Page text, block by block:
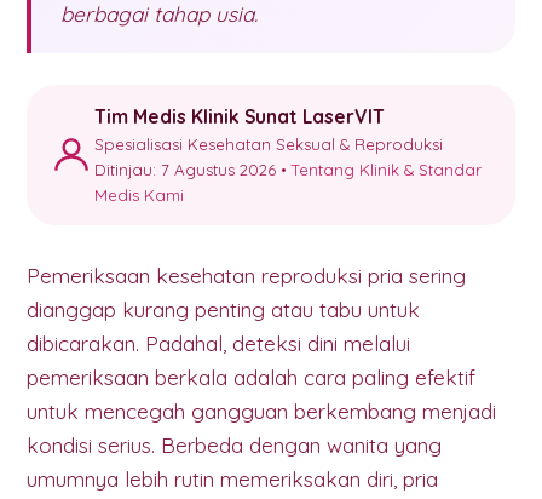
berbagai tahap usia.
Tim Medis Klinik Sunat LaserVIT
Spesialisasi Kesehatan Seksual & Reproduksi
Ditinjau: 7 Agustus 2026 •Tentang Klinik & Standar
Medis Kami
Pemeriksaan kesehatan reproduksi pria sering
dianggap kurang penting atau tabu untuk
dibicarakan. Padahal, deteksi dini melalui
pemeriksaan berkala adalah cara paling efektif
untuk mencegah gangguan berkembang menjadi
kondisi serius. Berbeda dengan wanita yang
umumnya lebih rutin memeriksakan diri, pria